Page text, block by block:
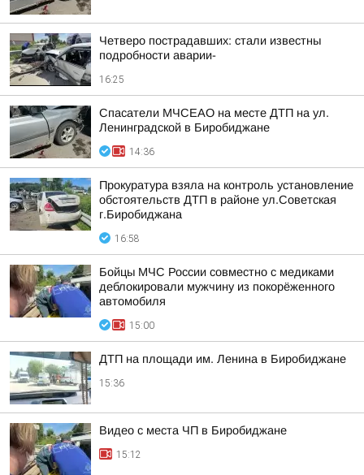
Четверо пострадавших: стали известны
подробности аварии-
16:25
Спасатели МЧСЕАО на месте ДТП на ул.
Ленинградской в Биробиджане
14:36
Прокуратура взяла на контроль установление
обстоятельств ДТП в районе ул.Советская
г.Биробиджана
16:58
Бойцы МЧС России совместно с медиками
деблокировали мужчину из покорёженного
автомобиля
15:00
ДТП на площади им. Ленина в Биробиджане
15:36
Видео с места ЧП в Биробиджане
15:12